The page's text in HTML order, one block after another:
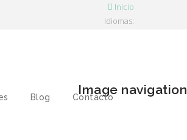
Inicio
Idiomas:
Blog Contacto
Image navigation